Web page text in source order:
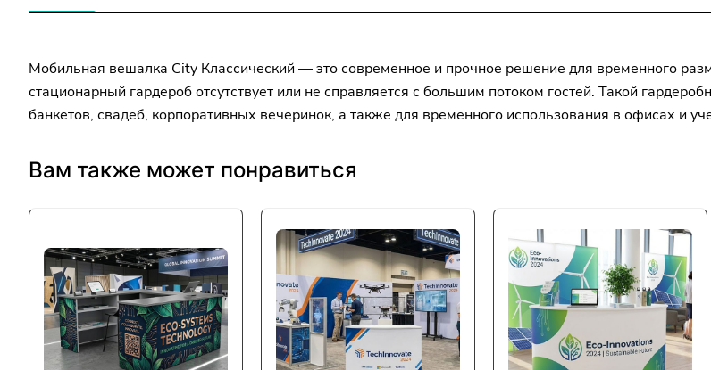
Мобильная вешалка City Классический — это современное и прочное решение для временного
стационарный гардероб отсутствует или не справляется с большим потоком гостей. Такой
банкетов, свадеб, корпоративных вечеринок, а также для временного использования в офисах и
Вам также может понравиться